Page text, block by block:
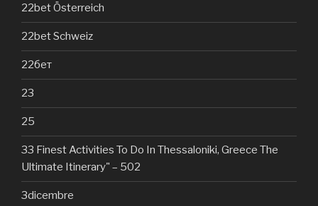
22bet Österreich
22bet Schweiz
22бет
23
25
33 Finest Activities To Do In Thessaloniki, Greece The
Ultimate Itinerary" – 502
3dicembre